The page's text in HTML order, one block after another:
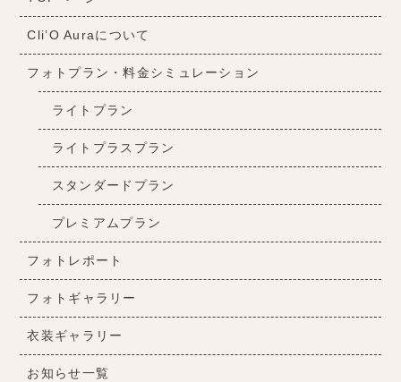
Cli’O Auraについて
フォトプラン・料金シミュレーション
ライトプラン
ライトプラスプラン
スタンダードプラン
プレミアムプラン
フォトレポート
フォトギャラリー
衣装ギャラリー
お知らせ一覧